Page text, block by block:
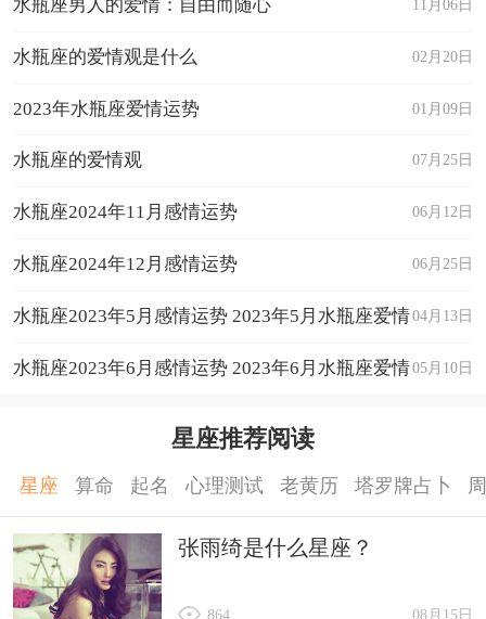
11月06日
水瓶座男人的爱情：自由而随心
02月20日
水瓶座的爱情观是什么
01月09日
2023年水瓶座爱情运势
07月25日
水瓶座的爱情观
06月12日
水瓶座2024年11月感情运势
06月25日
水瓶座2024年12月感情运势
04月13日
水瓶座2023年5月感情运势 2023年5月水瓶座爱情
运程详解 05月10日
水瓶座2023年6月感情运势 2023年6月水瓶座爱情
星座推荐阅读
星座 算命 起名 心理测试 老黄历 塔罗牌占卜
张雨绮是什么星座？
08月15日
864